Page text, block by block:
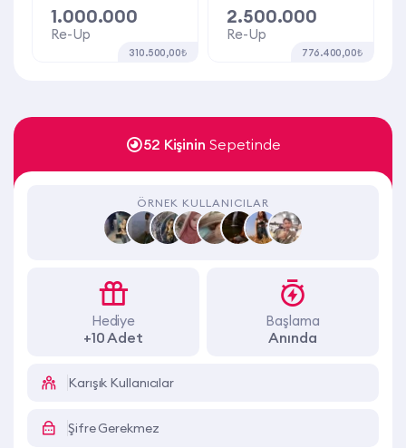
1.000.000
Re-Up
310.500,00₺
2.500.000
Re-Up
776.400,00₺
52 Kişinin Sepetinde
ÖRNEK KULLANICILAR
Hediye
+10 Adet
Başlama
Anında
Karışık Kullanıcılar
Şifre Gerekmez